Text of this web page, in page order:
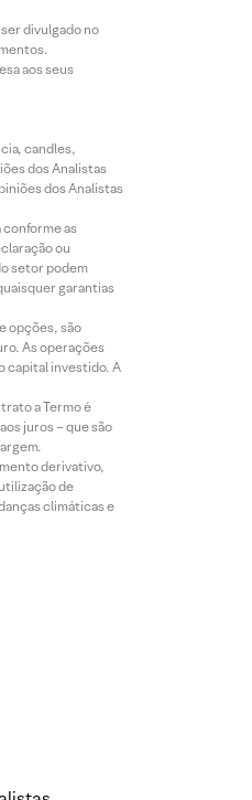
divulgado no
aos seus
candles,
dos Analistas
dos Analistas
conforme as
ou
setor podem
garantias
opções, são
As operações
capital investido. A
a Termo é
juros – que são
derivativo,
de
climáticas e